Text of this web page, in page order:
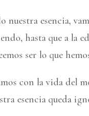
esencia,
hasta que a la
ser lo que
con la vida del
esencia queda